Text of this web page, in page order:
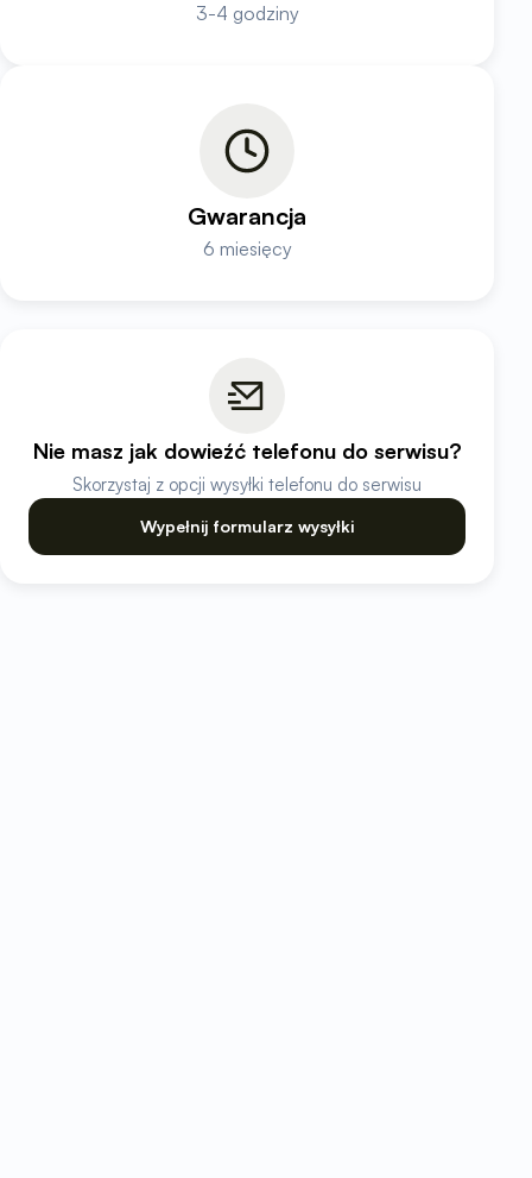
3-4 godziny
Gwarancja
6 miesięcy
Nie masz jak dowieźć telefonu do serwisu?
Skorzystaj z opcji wysyłki telefonu do serwisu
Wypełnij formularz wysyłki